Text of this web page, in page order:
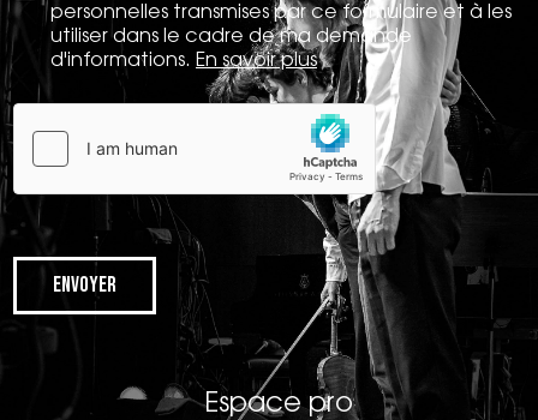
personnelles transmises par ce formulaire et à les
utiliser dans le cadre de ma demande
d'informations. En savoir plus
Envoyer
Espace pro